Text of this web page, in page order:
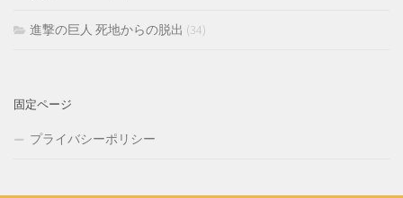
進撃の巨人 死地からの脱出 (34)
固定ページ
プライバシーポリシー